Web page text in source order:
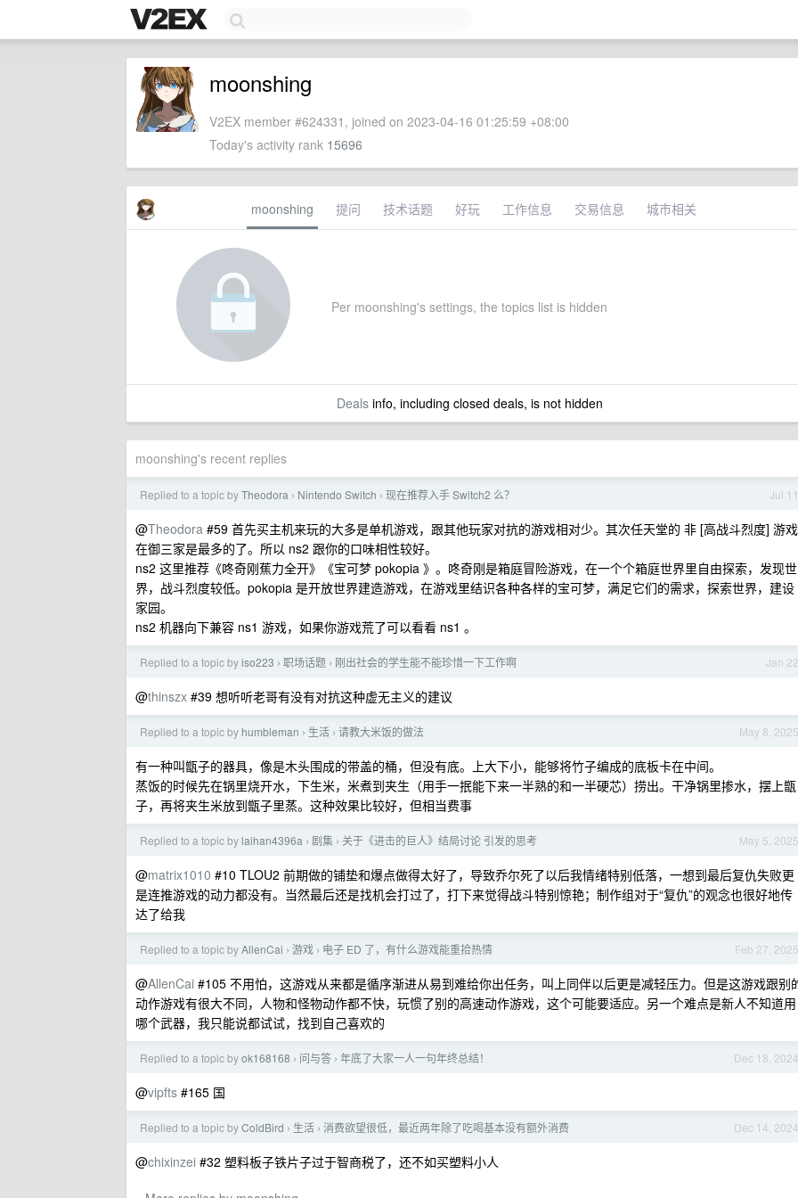
moonshing
V2EX member #624331, joined on 2023-04-16 01:25:59 +08:00
Today's activity rank 15696
moonshing 提问 技术话题 好玩 工作信息 交易信息 城市相关
Per moonshing's settings, the topics list is hidden
Dealsinfo, including closed deals, is not hidden
moonshing's recent replies
Jul 11
Replied to a topic byTheodora › Nintendo Switch › 现在推荐入手 Switch2 么？
@Theodora #59 首先买主机来玩的大多是单机游戏，跟其他玩家对抗的游戏相对少。其次任天堂的 非 [高战斗烈度] 游戏
在御三家是最多的了。所以 ns2 跟你的口味相性较好。
ns2 这里推荐《咚奇刚蕉力全开》《宝可梦 pokopia 》。咚奇刚是箱庭冒险游戏，在一个个箱庭世界里自由探索，发现世
界，战斗烈度较低。pokopia 是开放世界建造游戏，在游戏里结识各种各样的宝可梦，满足它们的需求，探索世界，建设
家园。
ns2 机器向下兼容 ns1 游戏，如果你游戏荒了可以看看 ns1 。
Jan 22
Replied to a topic byiso223 › 职场话题 › 刚出社会的学生能不能珍惜一下工作啊
@thinszx #39 想听听老哥有没有对抗这种虚无主义的建议
May 8, 2025
Replied to a topic by humbleman › 生活 › 请教大米饭的做法
有一种叫甑子的器具，像是木头围成的带盖的桶，但没有底。上大下小，能够将竹子编成的底板卡在中间。
蒸饭的时候先在锅里烧开水，下生米，米煮到夹生（用手一抿能下来一半熟的和一半硬芯）捞出。干净锅里掺水，摆上甑
子，再将夹生米放到甑子里蒸。这种效果比较好，但相当费事
May 5, 2025
Replied to a topic by laihan4396a › 剧集 › 关于《进击的巨人》结局讨论 引发的思考
@matrix1010 #10 TLOU2 前期做的铺垫和爆点做得太好了，导致乔尔死了以后我情绪特别低落，一想到最后复仇失败更
是连推游戏的动力都没有。当然最后还是找机会打过了，打下来觉得战斗特别惊艳；制作组对于“复仇”的观念也很好地传
达了给我
Feb 27, 2025
Replied to a topic byAllenCai › 游戏 › 电子 ED 了，有什么游戏能重拾热情
@AllenCai #105 不用怕，这游戏从来都是循序渐进从易到难给你出任务，叫上同伴以后更是减轻压力。但是这游戏跟别
动作游戏有很大不同，人物和怪物动作都不快，玩惯了别的高速动作游戏，这个可能要适应。另一个难点是新人不知道用
哪个武器，我只能说都试试，找到自己喜欢的
Dec 18, 2024
Replied to a topic byok168168 › 问与答 › 年底了大家一人一句年终总结！
@vipfts #165 国
Dec 14, 2024
Replied to a topic byColdBird › 生活 › 消费欲望很低，最近两年除了吃喝基本没有额外消费
@chixinzei #32 塑料板子铁片子过于智商税了，还不如买塑料小人